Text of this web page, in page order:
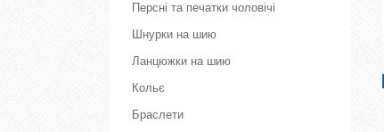
Персні та печатки чоловічі
Шнурки на шию
Ланцюжки на шию
Кольє
Браслети